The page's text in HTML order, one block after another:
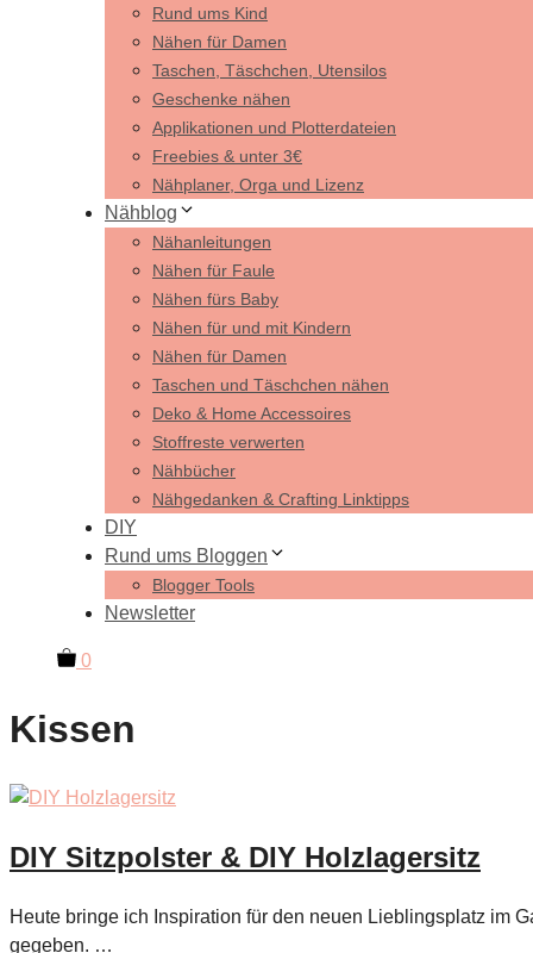
Rund ums Kind
Nähen für Damen
Taschen, Täschchen, Utensilos
Geschenke nähen
Applikationen und Plotterdateien
Freebies & unter 3€
Nähplaner, Orga und Lizenz
Nähblog
Nähanleitungen
Nähen für Faule
Nähen fürs Baby
Nähen für und mit Kindern
Nähen für Damen
Taschen und Täschchen nähen
Deko & Home Accessoires
Stoffreste verwerten
Nähbücher
Nähgedanken & Crafting Linktipps
DIY
Rund ums Bloggen
Blogger Tools
Newsletter
0
Kissen
DIY Sitzpolster & DIY Holzlagersitz
Heute bringe ich Inspiration für den neuen Lieblingsplatz im
gegeben. …